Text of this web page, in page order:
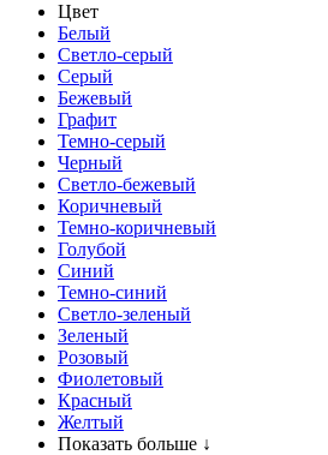
Цвет
Белый
Светло-серый
Серый
Бежевый
Графит
Темно-серый
Черный
Светло-бежевый
Коричневый
Темно-коричневый
Голубой
Синий
Темно-синий
Светло-зеленый
Зеленый
Розовый
Фиолетовый
Красный
Желтый
Показать больше ↓